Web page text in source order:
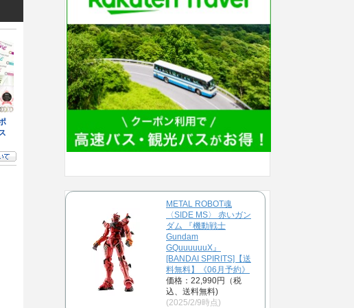
METAL ROBOT魂
〈SIDE MS〉 赤いガン
ダム 『機動戦士
Gundam
GQuuuuuuX』
[BANDAI SPIRITS]【送
料無料】《06月予約》
価格：22,990円（税
込、送料無料)
(2025/2/9時点)